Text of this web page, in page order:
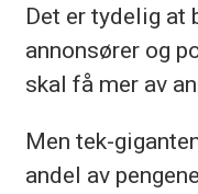
Det er tydelig at
annonsører og
skal få mer av
Men tek-
andel av